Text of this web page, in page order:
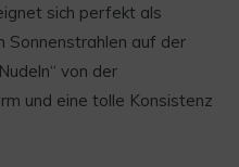
sich perfekt als
Sonnenstrahlen auf der
von der
und eine tolle Konsistenz